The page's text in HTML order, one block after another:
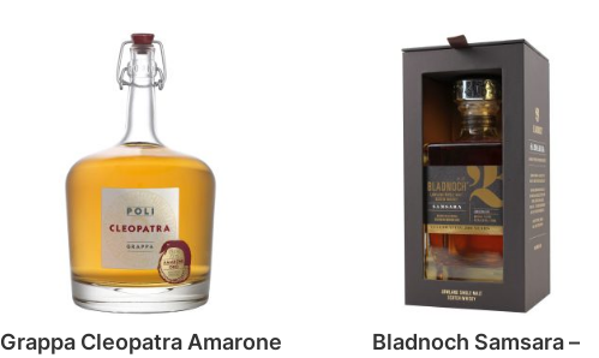
Grappa Cleopatra Amarone
Bladnoch Samsara –